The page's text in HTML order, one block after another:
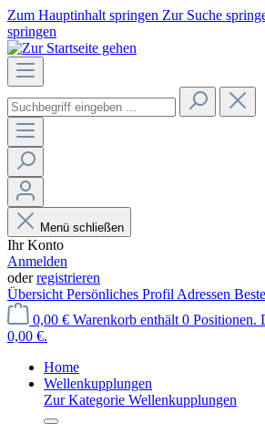
Zum Hauptinhalt springen Zur Suche
springen
Menü schließen
Ihr Konto
Anmelden
oderregistrieren
Übersicht Persönliches Profil Adressen
0,00 € Warenkorb enthält 0 Positionen.
0,00 €.
Home
Wellenkupplungen
Zur Kategorie Wellenkupplungen